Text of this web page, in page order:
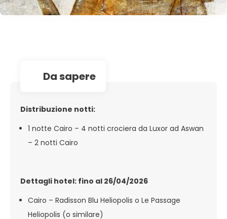
da sapere
Distribuzione notti:
1 notte Cairo – 4 notti crociera da Luxor ad Aswan
– 2 notti Cairo
Dettagli hotel: fino al 26/04/2026
Cairo – Radisson Blu Heliopolis o Le Passage
Heliopolis (o similare)